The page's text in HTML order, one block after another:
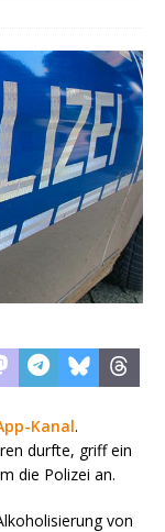
Kanal.
durfte, griff ein
die Polizei an.
von